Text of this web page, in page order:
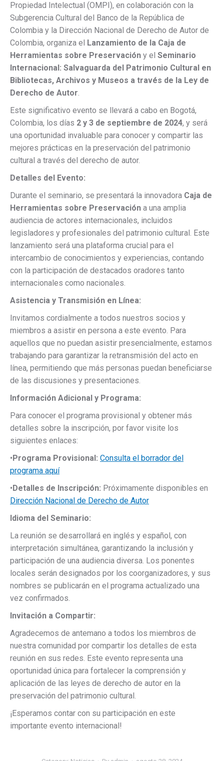
Propiedad Intelectual (OMPI), en colaboración con la
Subgerencia Cultural del Banco de la República de
Colombia y la Dirección Nacional de Derecho de Autor de
Colombia, organiza el
Lanzamiento de la Caja de
Herramientas sobre Preservación y el Seminario
Internacional: Salvaguarda del Patrimonio Cultural en
Bibliotecas, Archivos y Museos a través de la Ley de
Derecho de Autor.
Este significativo evento se llevará a cabo en Bogotá,
Colombia, los días 2 y 3 de septiembre de 2024, y será
una oportunidad invaluable para conocer y compartir las
mejores prácticas en la preservación del patrimonio
cultural a través del derecho de autor.
Detalles del Evento:
Durante el seminario, se presentará la innovadora Caja de
Herramientas sobre Preservación a una amplia
audiencia de actores internacionales, incluidos
legisladores y profesionales del patrimonio cultural. Este
lanzamiento será una plataforma crucial para el
intercambio de conocimientos y experiencias, contando
con la participación de destacados oradores tanto
internacionales como nacionales.
Asistencia y Transmisión en Línea:
Invitamos cordialmente a todos nuestros socios y
miembros a asistir en persona a este evento. Para
aquellos que no puedan asistir presencialmente, estamos
trabajando para garantizar la retransmisión del acto en
línea, permitiendo que más personas puedan beneficiarse
de las discusiones y presentaciones.
Información Adicional y Programa:
Para conocer el programa provisional y obtener más
detalles sobre la inscripción, por favor visite los
siguientes enlaces:
• Programa Provisional: Consulta el borrador del
programa aquí
• Detalles de Inscripción: Próximamente disponibles en
Dirección Nacional de Derecho de Autor
Idioma del Seminario:
La reunión se desarrollará en inglés y español, con
interpretación simultánea, garantizando la inclusión y
participación de una audiencia diversa. Los ponentes
locales serán designados por los coorganizadores, y sus
nombres se publicarán en el programa actualizado una
vez confirmados.
Invitación a Compartir:
Agradecemos de antemano a todos los miembros de
nuestra comunidad por compartir los detalles de esta
reunión en sus redes. Este evento representa una
oportunidad única para fortalecer la comprensión y
aplicación de las leyes de derecho de autor en la
preservación del patrimonio cultural.
¡Esperamos contar con su participación en este
importante evento internacional!